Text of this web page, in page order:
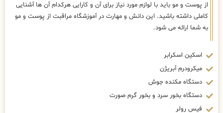
از پوست و مو باید با لوازم مورد نیاز برای آن و کارایی هرکدام آن ها آشنایی
کاملی داشته باشید. این دانش و مهارت در آموزشگاه مراقبت از پوست و مو
به شما ارائه می شود.
اسکین اسکرابر
میکرودرم آبریژن
دستگاه مکنده جوش
دستگاه بخور سرد و بخور گرم صورت
فیس رولر